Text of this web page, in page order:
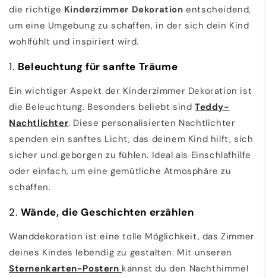
die richtige Kinderzimmer Dekoration entscheidend,
um eine Umgebung zu schaffen, in der sich dein Kind
wohlfühlt und inspiriert wird.
1. Beleuchtung für sanfte Träume
Ein wichtiger Aspekt der Kinderzimmer Dekoration ist
die Beleuchtung. Besonders beliebt sindTeddy-
Nachtlichter. Diese personalisierten Nachtlichter
spenden ein sanftes Licht, das deinem Kind hilft, sich
sicher und geborgen zu fühlen. Ideal als Einschlafhilfe
oder einfach, um eine gemütliche Atmosphäre zu
schaffen.
2. Wände, die Geschichten erzählen
Wanddekoration ist eine tolle Möglichkeit, das Zimmer
deines Kindes lebendig zu gestalten. Mit unseren
Sternenkarten-Postern kannst du den Nachthimmel